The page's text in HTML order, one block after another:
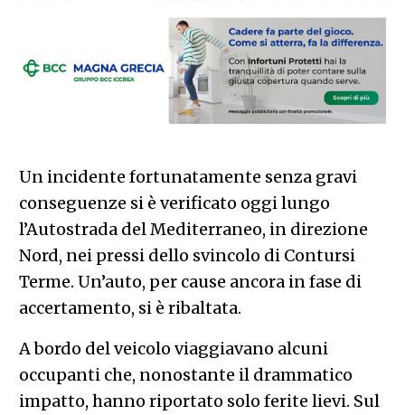
Un incidente fortunatamente senza gravi
conseguenze si è verificato oggi lungo
l’Autostrada del Mediterraneo, in direzione
Nord, nei pressi dello svincolo di Contursi
Terme. Un’auto, per cause ancora in fase di
accertamento, si è ribaltata.
A bordo del veicolo viaggiavano alcuni
occupanti che, nonostante il drammatico
impatto, hanno riportato solo ferite lievi. Sul